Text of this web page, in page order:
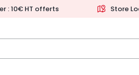
: 10€ HT offerts Store